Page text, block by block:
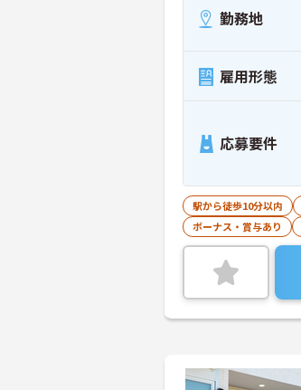
勤務地
雇用形態
応募要件
駅から徒歩10分以内
ボーナス・賞与あり